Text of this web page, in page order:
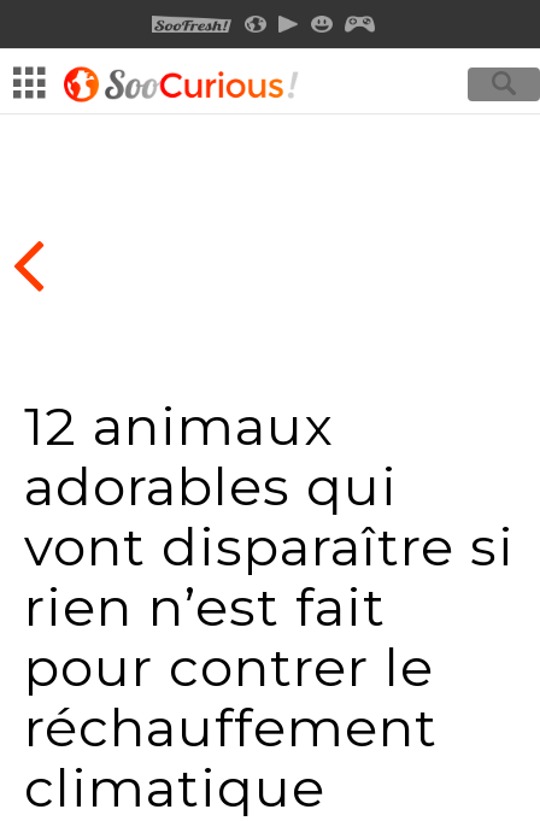
SOOFRESHSOOCURIOUS
SOOMOTION
SOOSMILE
12 animaux
adorables qui
vont disparaître si
rien n’est fait
pour contrer le
réchauffement
climatique